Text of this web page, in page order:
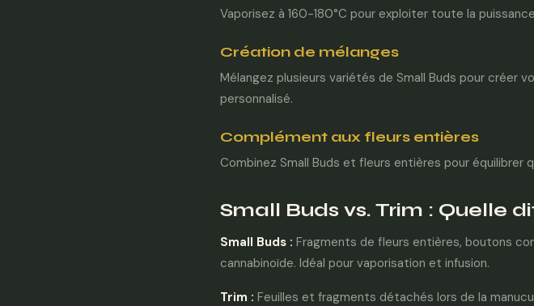
Vaporisez à 160-180°C pour exploiter toute la
Création de mélanges
Mélangez plusieurs variétés de Small Buds pour créer
personnalisé.
Complément aux fleurs entières
Combinez Small Buds et fleurs entières pour équilibrer
Small Buds vs. Trim : Quelle
Small Buds : Fragments de fleurs entières, boutons
cannabinoïde. Idéal pour vaporisation et infusion.
Trim : Feuilles et fragments détachés lors de la